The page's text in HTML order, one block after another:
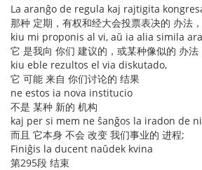
La aranĝo de regula kaj rajtigita
那种 定期，有权和经大会投票表决的 办法，
kiu mi proponis al vi, aŭ ia alia simila
它 是我向 你们 建议的，或某种像似的 办法
kiu eble rezultos el via diskutado,
它 可能 来自 你们讨论的 结果
ne estos ia nova institucio
不是 某种 新的 机构
kaj per si mem ne ŝanĝos la iradon de
而且 它本身 不会 改变 我们事业的 进程;
Finiĝis la ducent naŭdek kvina
第295段 结束